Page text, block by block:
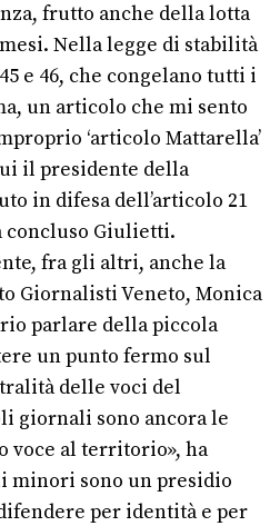
frutto anche della lotta
Nella legge di stabilità
e 46, che congelano tutti i
un articolo che mi sento
‘articolo Mattarella’
il presidente della
in difesa dell’articolo 21
concluso Giulietti.
fra gli altri, anche la
Giornalisti Veneto, Monica
parlare della piccola
un punto fermo sul
delle voci del
giornali sono ancora le
voce al territorio», ha
minori sono un presidio
per identità e per